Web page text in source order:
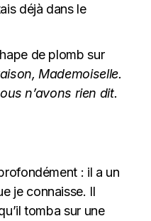
déjà dans le
de plomb sur
Mademoiselle.
n’avons rien dit.
: il a un
je connaisse. Il
tomba sur une